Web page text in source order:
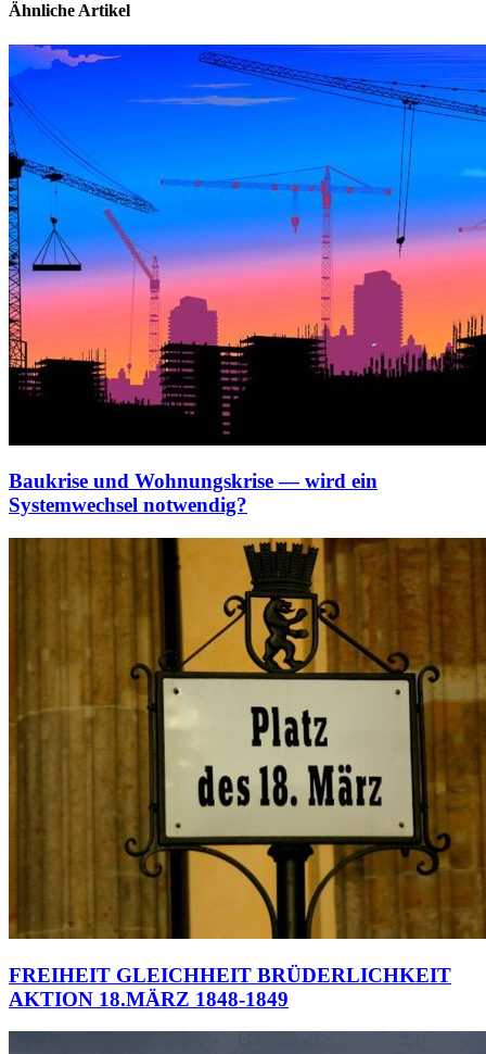
Ähnliche Artikel
Baukrise und Wohnungskrise — wird ein
Systemwechsel notwendig?
FREIHEIT GLEICHHEIT BRÜDERLICHKEIT
AKTION 18.MÄRZ 1848-1849